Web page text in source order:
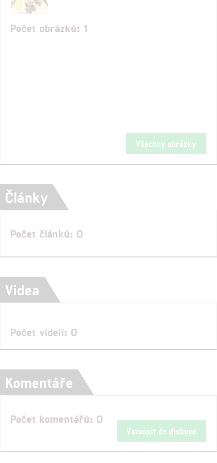
Počet obrázků: 1
Všechny obrázky
Články
Počet článků: 0
Videa
Počet videií: 0
Komentáře
Počet komentářů: 0
Vstoupit do diskuze